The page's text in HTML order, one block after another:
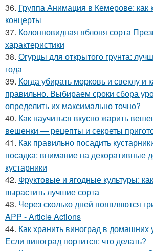
36. Группа Анимация в Кемерове: как
концерты
37. Колонновидная яблоня сорта
характеристики
38. Огурцы для открытого грунта:
года
39. Когда убирать морковь и свеклу и
правильно. Выбираем сроки сбора
определить их максимально точно?
40. Как научиться вкусно жарить
вешенки — рецепты и секреты
41. Как правильно посадить
посадка: внимание на декоративные
кустарники
42. Фруктовые и ягодные культуры:
вырастить лучшие сорта
43. Через сколько дней появляются
APP - Article Actions
44. Как хранить виноград в домашних
Если виноград портится: что делать?